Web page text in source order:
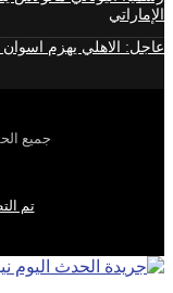
الإماراتي
عاجل: الاهلي يهزم اسوان
جميع
تم